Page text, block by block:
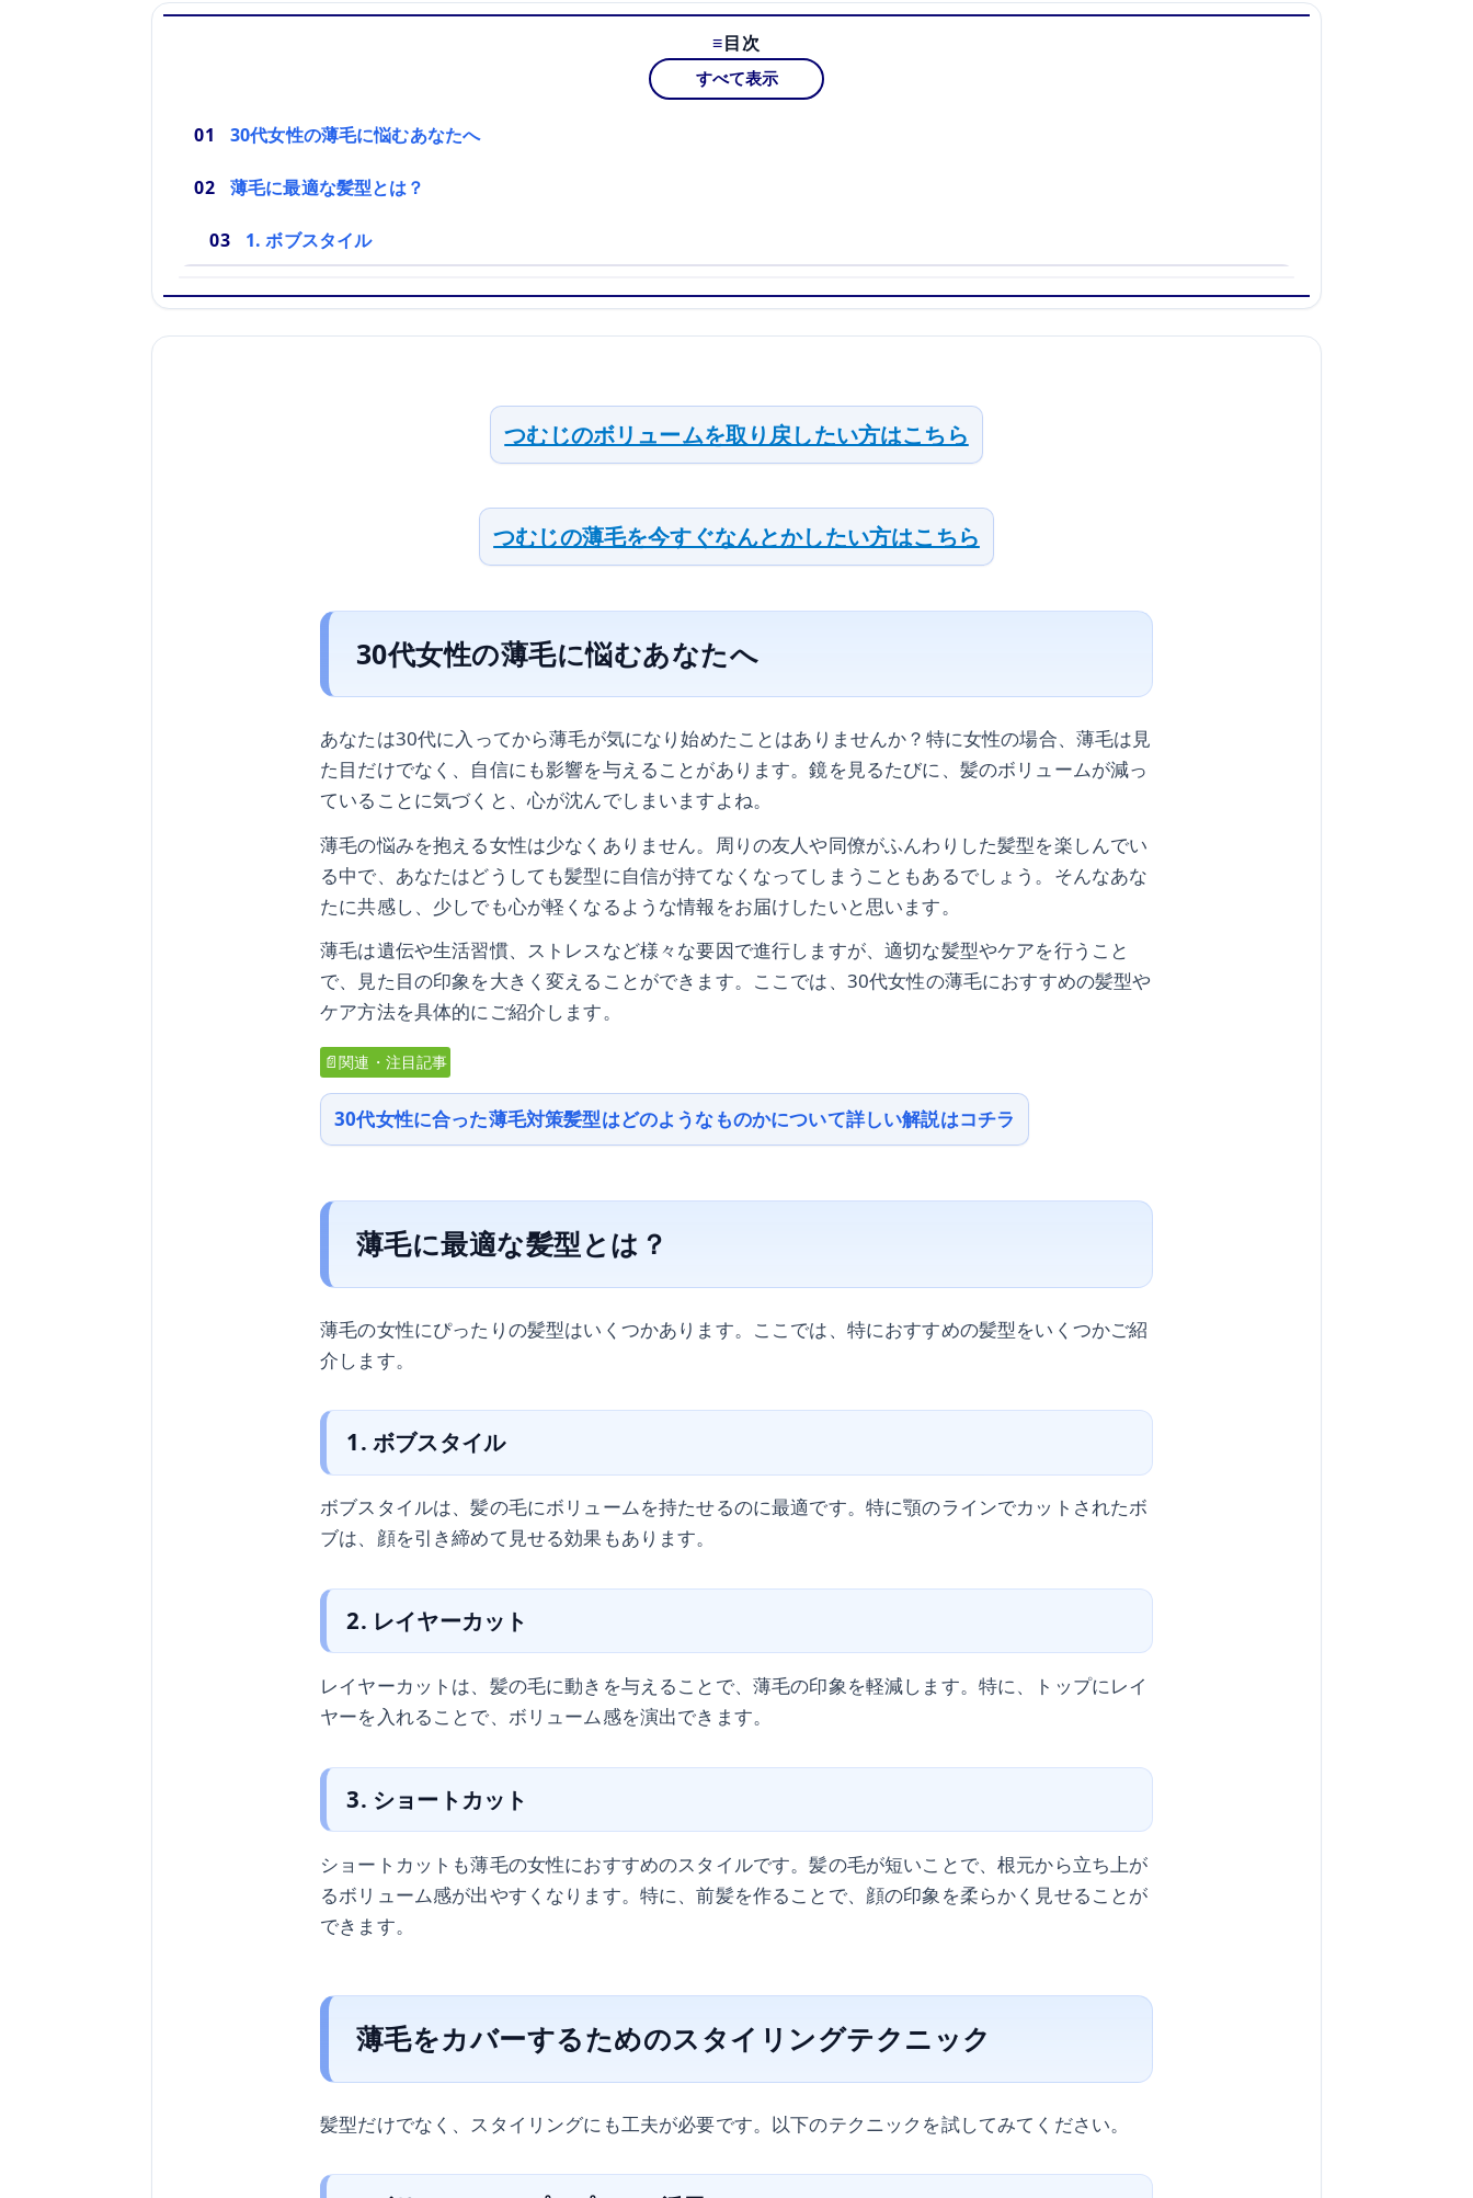
目次
すべて表示
30代女性の薄毛に悩むあなたへ
薄毛に最適な髪型とは？
1. ボブスタイル
つむじのボリュームを取り戻したい方はこちら
つむじの薄毛を今すぐなんとかしたい方はこちら
30代女性の薄毛に悩むあなたへ
あなたは30代に入ってから薄毛が気になり始めたことはありませんか？特に女性の場合、薄毛は見
た目だけでなく、自信にも影響を与えることがあります。鏡を見るたびに、髪のボリュームが減っ
ていることに気づくと、心が沈んでしまいますよね。
薄毛の悩みを抱える女性は少なくありません。周りの友人や同僚がふんわりした髪型を楽しんでい
る中で、あなたはどうしても髪型に自信が持てなくなってしまうこともあるでしょう。そんなあな
たに共感し、少しでも心が軽くなるような情報をお届けしたいと思います。
薄毛は遺伝や生活習慣、ストレスなど様々な要因で進行しますが、適切な髪型やケアを行うこと
で、見た目の印象を大きく変えることができます。ここでは、30代女性の薄毛におすすめの髪型や
ケア方法を具体的にご紹介します。
📄関連・注目記事
30代女性に合った薄毛対策髪型はどのようなものかについて詳しい解説はコチラ
薄毛に最適な髪型とは？
薄毛の女性にぴったりの髪型はいくつかあります。ここでは、特におすすめの髪型をいくつかご紹
介します。
1. ボブスタイル
ボブスタイルは、髪の毛にボリュームを持たせるのに最適です。特に顎のラインでカットされたボ
ブは、顔を引き締めて見せる効果もあります。
2. レイヤーカット
レイヤーカットは、髪の毛に動きを与えることで、薄毛の印象を軽減します。特に、トップにレイ
ヤーを入れることで、ボリューム感を演出できます。
3. ショートカット
ショートカットも薄毛の女性におすすめのスタイルです。髪の毛が短いことで、根元から立ち上が
るボリューム感が出やすくなります。特に、前髪を作ることで、顔の印象を柔らかく見せることが
できます。
薄毛をカバーするためのスタイリングテクニック
髪型だけでなく、スタイリングにも工夫が必要です。以下のテクニックを試してみてください。